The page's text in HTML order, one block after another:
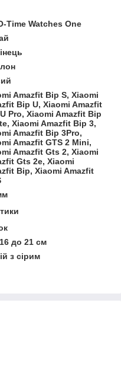
Time Watches One
Amazfit Bip S, Xiaomi
Bip U, Xiaomi Amazfit
Pro, Xiaomi Amazfit Bip
Xiaomi Amazfit Bip 3,
Amazfit Bip 3Pro,
Amazfit GTS 2 Mini,
Amazfit Gts 2, Xiaomi
Gts 2e, Xiaomi
Bip, Xiaomi Amazfit
до 21 см
з сірим